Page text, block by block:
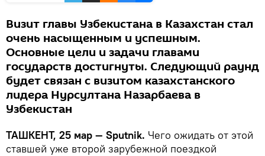
Визит главы Узбекистана в Казахстан стал
очень насыщенным и успешным.
Основные цели и задачи главами
государств достигнуты. Следующий раунд
будет связан с визитом казахстанского
лидера Нурсултана Назарбаева в
Узбекистан
ТАШКЕНТ, 25 мар — Sputnik. Чего ожидать от этой
ставшей уже второй зарубежной поездкой